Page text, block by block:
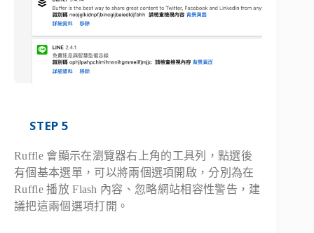
STEP 5
Ruffle 會顯示在瀏覽器右上角的工具列，點選後
有個基本選單，可以將兩個選項開啟，分別為在
Ruffle 播放 Flash 內容、忽略網站相容性警告，建
議把這兩個選項打開。